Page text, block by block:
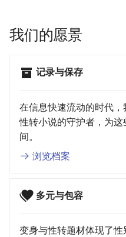
我们的愿景
记录与保存
在信息快速流动的时代
性转小说的守护者，为
间。
浏览档案
多元与包容
变身与性转题材体现了